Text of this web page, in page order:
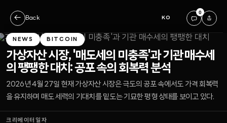
← Back KO
0
NEWS BITCOIN
가상자산 시장, '매도세의 미충족'과 기관 매수세
의 팽팽한 대치: 공포 속의 회복력 분석
2026년 4월 27일 현재 가상자산 시장은 극도의 공포 속에서도 가격 회복력
을 유지하며 매도 세력의 기대치를 밑도는 기묘한 평형 상태를 보이고 있다.
크리에이터일자